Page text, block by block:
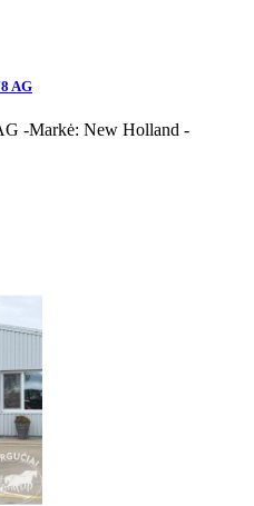
AG
-Markė: New Holland -